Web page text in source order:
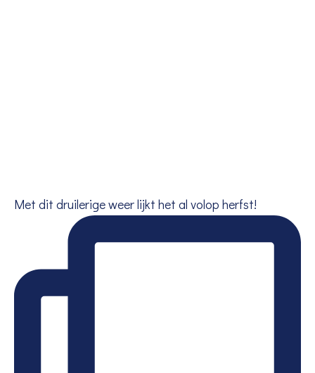
Met dit druilerige weer lijkt het al volop herfst!